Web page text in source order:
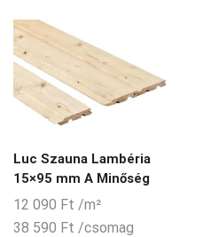
Luc Szauna Lambéria
15×95 mm A Minőség
12 090 Ft /m²
38 590 Ft /csomag